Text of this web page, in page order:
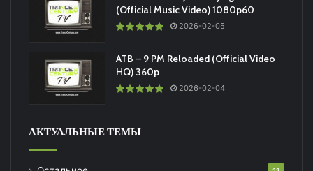
(Official Music Video) 1080p60
2026-02-05
ATB – 9 PM Reloaded (Official Video
HQ) 360p
2026-02-04
АКТУАЛЬНЫЕ ТЕМЫ